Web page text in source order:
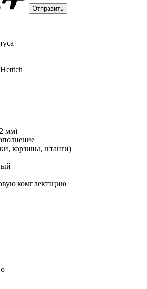
мм)
корзины, штанги)
комплектацию